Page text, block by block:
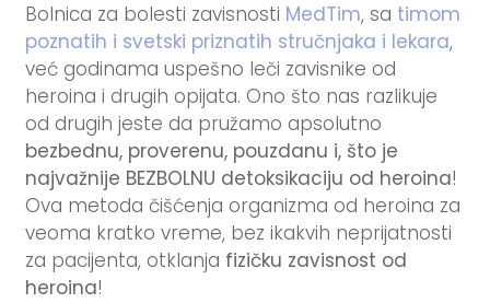
Bolnica za bolesti zavisnosti MedTim, sa timom
poznatih i svetski priznatih stručnjaka i lekara,
već godinama uspešno leči zavisnike od
heroina i drugih opijata. Ono što nas razlikuje
od drugih jeste da pružamo apsolutno
bezbednu, proverenu, pouzdanu i, što je
najvažnije BEZBOLNU detoksikaciju od heroina!
Ova metoda čišćenja organizma od heroina za
veoma kratko vreme, bez ikakvih neprijatnosti
za pacijenta, otklanja fizičku zavisnost od
heroina!